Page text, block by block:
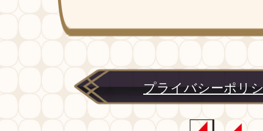
プライバシーポリ